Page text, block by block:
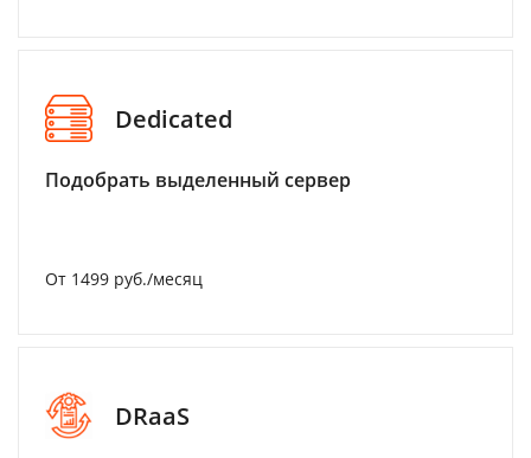
Dedicated
Подобрать выделенный сервер
От 1499 руб./месяц
DRaaS